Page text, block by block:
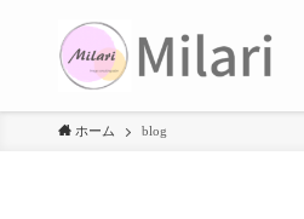
ホーム blog